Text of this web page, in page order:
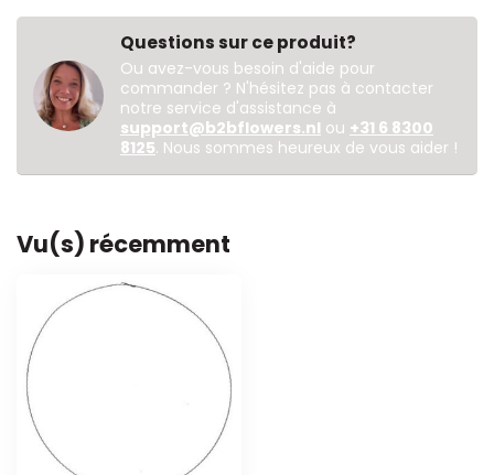
Questions sur ce produit?
Ou avez-vous besoin d'aide pour
commander ? N'hésitez pas à contacter
notre service d'assistance à
support@b2bflowers.nl ou +31 6 8300
8125. Nous sommes heureux de vous aider !
Vu(s) récemment